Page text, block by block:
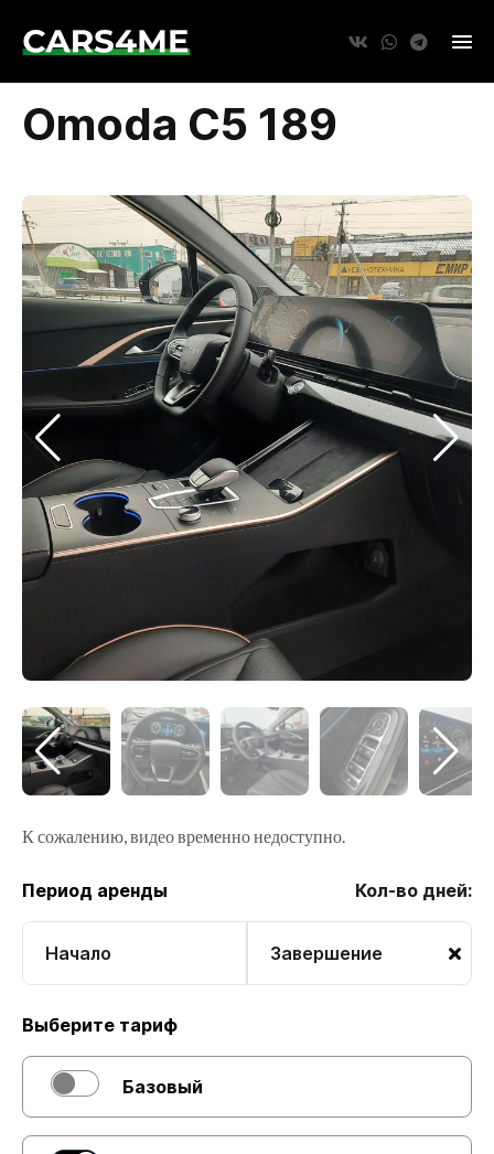
Omoda C5 189
К сожалению, видео временно недоступно.
Период аренды Кол-во дней:
Выберите тариф
Базовый